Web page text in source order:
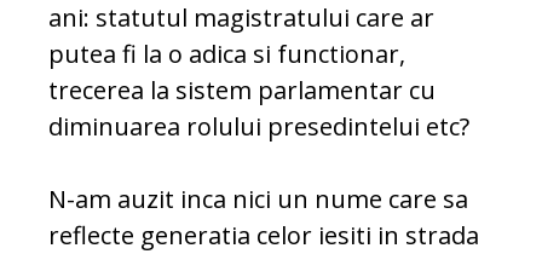
ani: statutul magistratului care ar
putea fi la o adica si functionar,
trecerea la sistem parlamentar cu
diminuarea rolului presedintelui etc?
N-am auzit inca nici un nume care sa
reflecte generatia celor iesiti in strada